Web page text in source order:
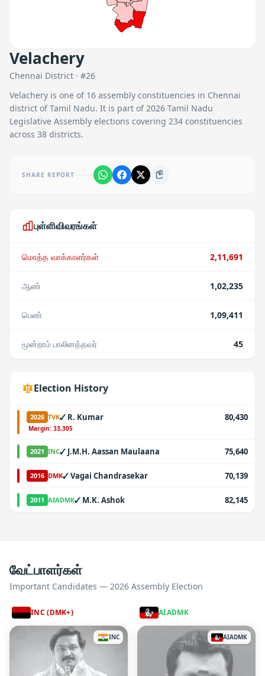
Velachery
Chennai District · #26
Velachery is one of 16 assembly constituencies in Chennai
district of Tamil Nadu. It is part of 2026 Tamil Nadu
Legislative Assembly elections covering 234 constituencies
across 38 districts.
SHARE REPORT
புள்ளிவிவரங்கள்
மொத்த வாக்காளர்கள் 2,11,691
ஆண் 1,02,235
பெண் 1,09,411
மூன்றாம் பாலினத்தவர் 45
Election History
2026 TVK✓ R. Kumar 80,430
·Margin: 33,305
2021 INC✓ J.M.H. Aassan Maulaana 75,640
2016 DMK✓Vagai Chandrasekar 70,139
2011 AIADMK✓ M.K. Ashok 82,145
வேட்பாளர்கள்
Important Candidates — 2026 Assembly Election
INC (DMK+)
INC
AIADMK
AIADMK